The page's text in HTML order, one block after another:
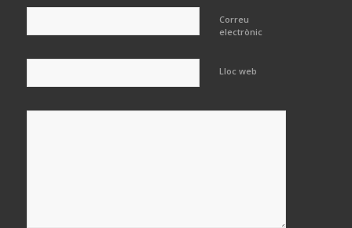
Correu
electrònic
Lloc web